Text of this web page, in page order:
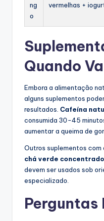
ng
o
vermelhas +
Quando
Embora a alimentação
alguns suplementos
resultados. Cafeína
consumida 30-45
aumentar a queima de
Outros suplementos
chá verde concentrado
devem ser usados sob
especializado.
Perguntas